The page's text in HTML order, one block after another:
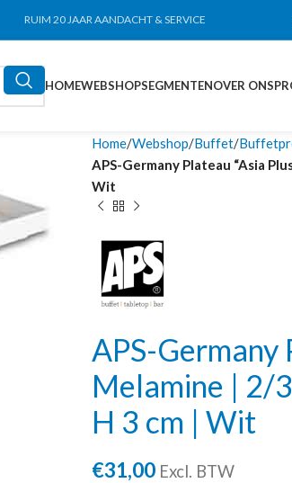
RUIM 20 JAAR AANDACHT & SERVICE
HOMEWEBSHOPSEGMENTENOVER ONS
Home Webshop Buffet
APS-Germany Plateau “Asia
Wit
APS-Germany
Melamine | 2/
H 3 cm | Wit
€31,00 Excl. BTW